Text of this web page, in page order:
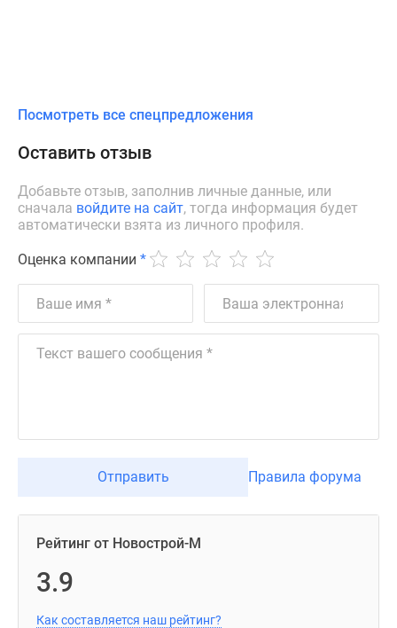
Посмотреть все спецпредложения
Оставить отзыв
Добавьте отзыв, заполнив личные данные, или
сначала войдите на сайт, тогда информация будет
автоматически взята из личного профиля.
Оценка компании *
Отправить Правила форума
Рейтинг от Новострой-М
3.9
Как составляется наш рейтинг?